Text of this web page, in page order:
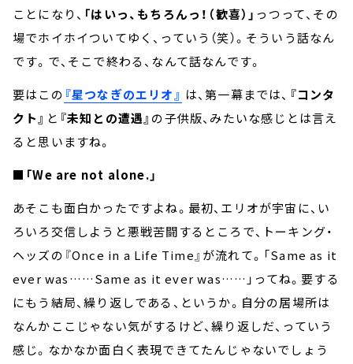
ことになり、 「はいっ、もちろんっ！（歓喜）」 っつって、その
場でホイホイついてゆく、っていう（笑）。そういう話なん
です。で、そこで終わる、なんて話なんです。
要はこの 『星つなぎのエリオ』 は、第一幕までは、 『コンタ
クト』 と 『未知との遭遇』 の子供版、みたいな感じとは言え
ると思いますね。
■「We are not alone.」
あそこも面白かったですよね。最初、エリオが宇宙に、い
ろいろ交信しようと悪戦苦闘するところで、トーキング・
ヘッズの『Once in a Life Time』が流れて。「Same as it
ever was……Same as it ever was……」ってね。要する
にもう結局、繰り返しである、というか。自分の居場所は
なんかここじゃない気がするけど、繰り返しだ、っていう
感じ。なかなか面白く表現できてたんじゃないでしょう